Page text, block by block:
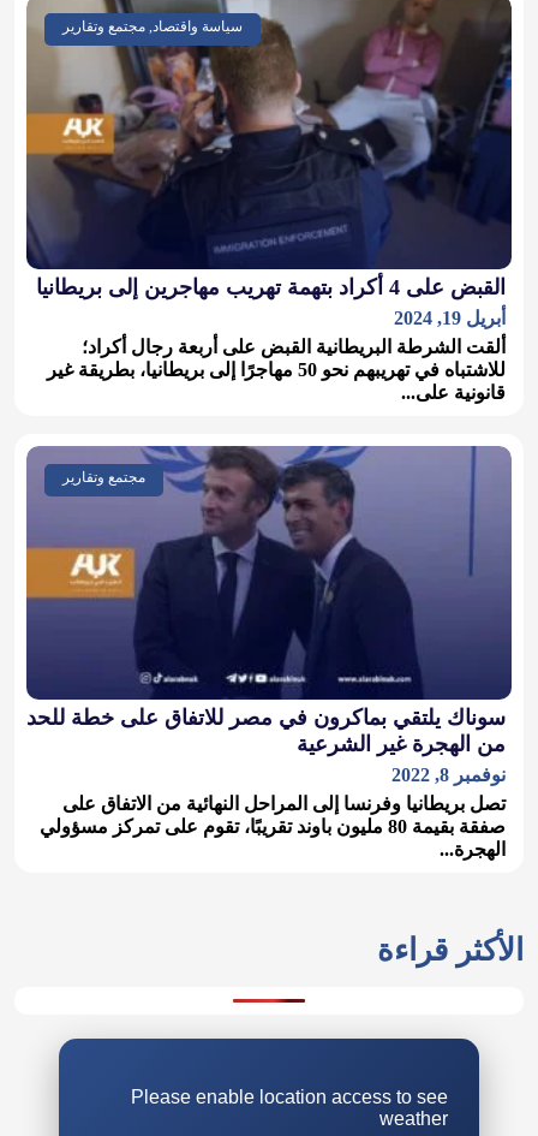
سياسة واقتصاد, مجتمع وتقارير
القبض على 4 أكراد بتهمة تهريب مهاجرين إلى بريطانيا
أبريل 19, 2024
ألقت الشرطة البريطانية القبض على أربعة رجال أكراد؛
للاشتباه في تهريبهم نحو 50 مهاجرًا إلى بريطانيا، بطريقة غير
قانونية على...
مجتمع وتقارير
سوناك يلتقي بماكرون في مصر للاتفاق على خطة للحد
من الهجرة غير الشرعية
نوفمبر 8, 2022
تصل بريطانيا وفرنسا إلى المراحل النهائية من الاتفاق على
صفقة بقيمة 80 مليون باوند تقريبًا، تقوم على تمركز مسؤولي
الهجرة...